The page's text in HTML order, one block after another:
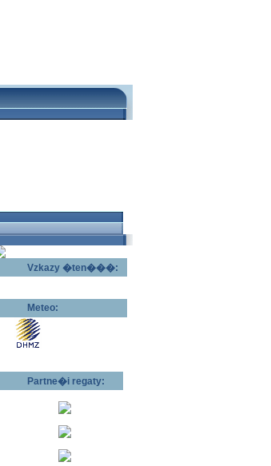
Vzkazy �ten���:
Meteo:
Partne�i regaty: